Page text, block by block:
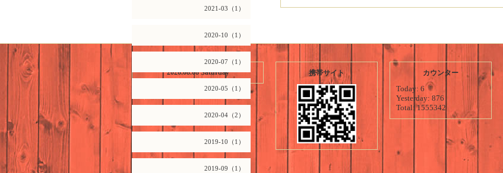
2021-03（1）
2020-10（1）
2020-07（1）
2020-05（1）
2020-04（2）
2019-10（1）
2019-09（1）
2026.08.08 Saturday 携帯サイト カウンター
Today: 6
Yesterday: 876
Total:1555342